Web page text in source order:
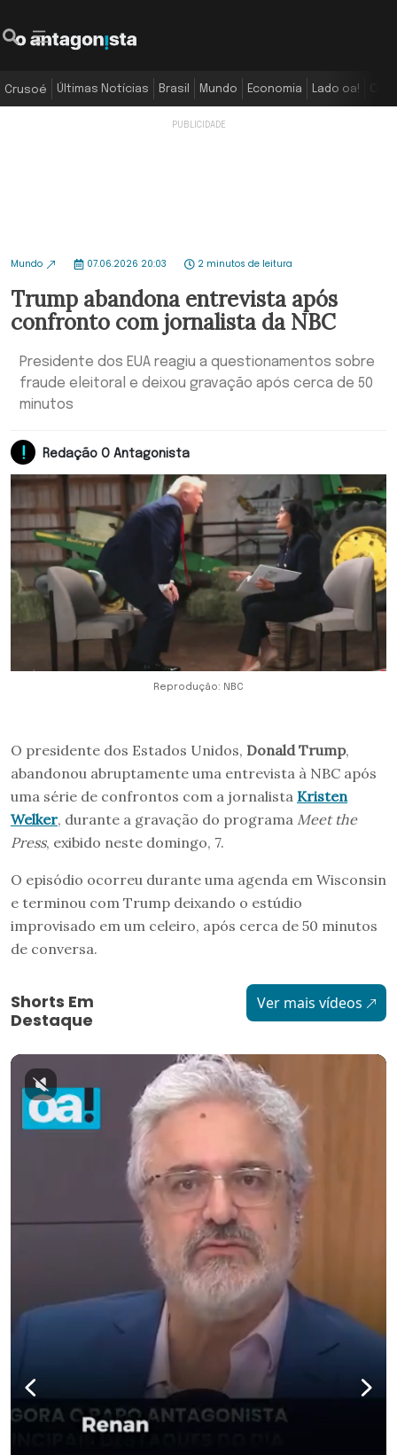
Crusoé Últimas Notícias Brasil Mundo Economia Lado oa!
Mundo 07.06.2026 20:03 2 minutos de leitura
Trump abandona entrevista após
confronto com jornalista da NBC
Presidente dos EUA reagiu a questionamentos sobre
fraude eleitoral e deixou gravação após cerca de 50
minutos
Redação O Antagonista
Reprodução: NBC
O presidente dos Estados Unidos, Donald Trump,
abandonou abruptamente uma entrevista à NBC após
uma série de confrontos com a jornalista Kristen
Welker, durante a gravação do programa Meet the
Press, exibido neste domingo, 7.
O episódio ocorreu durante uma agenda em Wisconsin
e terminou com Trump deixando o estúdio
improvisado em um celeiro, após cerca de 50 minutos
de conversa.
Shorts Em
Destaque
Ver mais vídeos